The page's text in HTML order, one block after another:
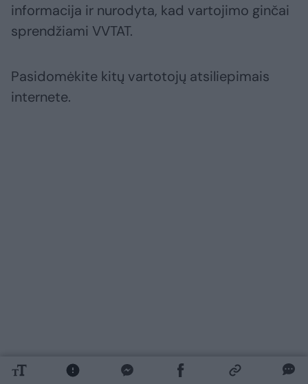
informacija ir nurodyta, kad vartojimo ginčai
sprendžiami VVTAT.
Pasidomėkite kitų vartotojų atsiliepimais
internete.